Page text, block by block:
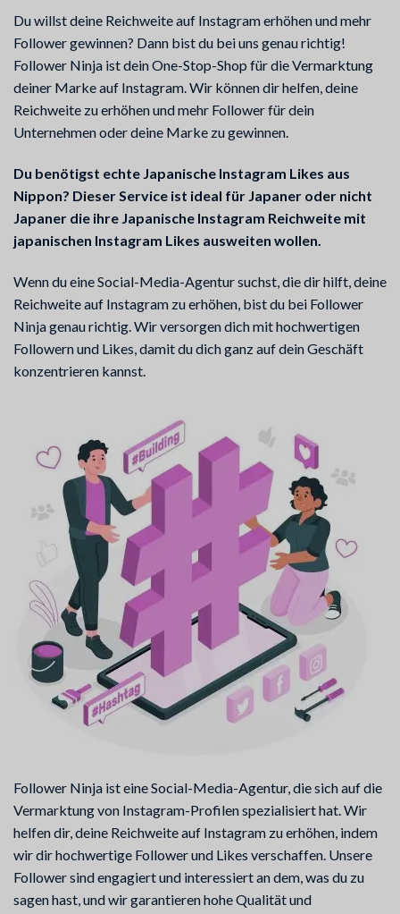
Du willst deine Reichweite auf Instagram erhöhen und mehr
Follower gewinnen? Dann bist du bei uns genau richtig!
Follower Ninja ist dein One-Stop-Shop für die Vermarktung
deiner Marke auf Instagram. Wir können dir helfen, deine
Reichweite zu erhöhen und mehr Follower für dein
Unternehmen oder deine Marke zu gewinnen.
Du benötigst echte Japanische Instagram Likes aus
Nippon? Dieser Service ist ideal für Japaner oder nicht
Japaner die ihre Japanische Instagram Reichweite mit
japanischen Instagram Likes ausweiten wollen.
Wenn du eine Social-Media-Agentur suchst, die dir hilft, deine
Reichweite auf Instagram zu erhöhen, bist du bei Follower
Ninja genau richtig. Wir versorgen dich mit hochwertigen
Followern und Likes, damit du dich ganz auf dein Geschäft
konzentrieren kannst.
Follower Ninja ist eine Social-Media-Agentur, die sich auf die
Vermarktung von Instagram-Profilen spezialisiert hat. Wir
helfen dir, deine Reichweite auf Instagram zu erhöhen, indem
wir dir hochwertige Follower und Likes verschaffen. Unsere
Follower sind engagiert und interessiert an dem, was du zu
sagen hast, und wir garantieren hohe Qualität und